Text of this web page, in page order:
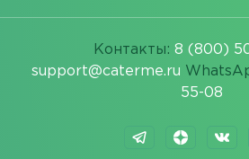
Контакты: 8 (800)
support@caterme.ru
55-08